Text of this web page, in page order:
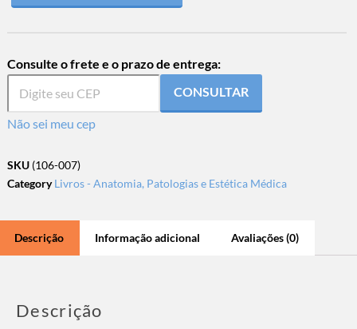
Consulte o frete e o prazo de entrega:
CONSULTAR
Não sei meu cep
SKU (106-007)
Category Livros - Anatomia, Patologias e Estética Médica
Descrição Informação adicional Avaliações (0)
Descrição